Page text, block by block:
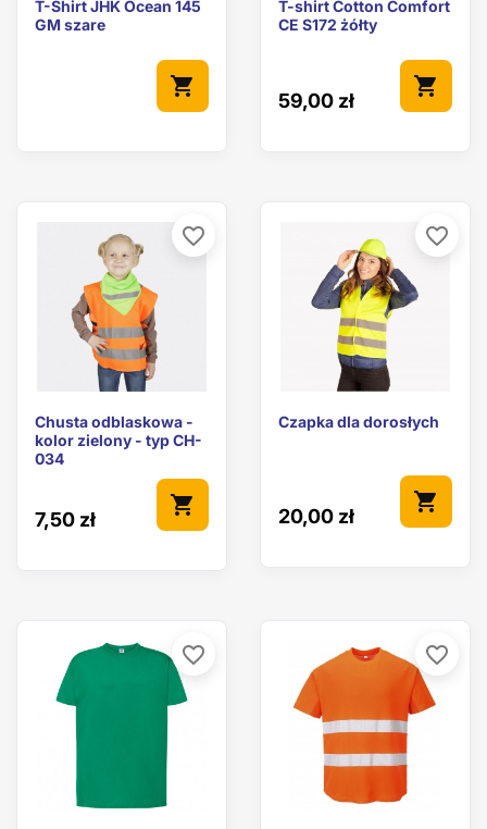
T-Shirt JHK Ocean 145
GM szare
shopping_cart
T-shirt Cotton Comfort
CE S172 żółty
59,00 zł
shopping_cart
Chusta odblaskowa -
kolor zielony - typ CH-
034
7,50 zł
shopping_cart
favorite_border
Czapka dla dorosłych
20,00 zł
shopping_cart
favorite_border
favorite_border favorite_border